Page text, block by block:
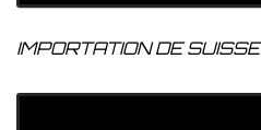
IMPORTATION DE SUISSE